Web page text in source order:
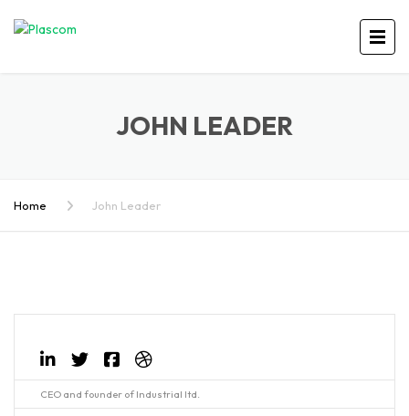
JOHN LEADER
Home John Leader
CEO and founder of Industrial ltd.